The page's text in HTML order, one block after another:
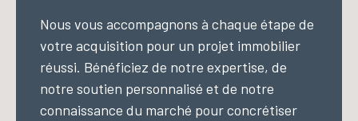
Nous vous accompagnons à chaque étape de
votre acquisition pour un projet immobilier
réussi. Bénéficiez de notre expertise, de
notre soutien personnalisé et de notre
connaissance du marché pour concrétiser